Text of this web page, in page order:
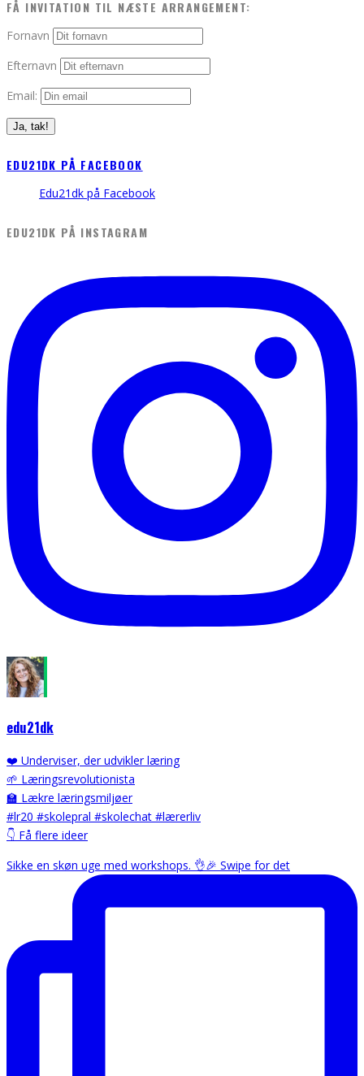
FÅ INVITATION TIL NÆSTE ARRANGEMENT:
Fornavn
Efternavn
Email:
EDU21DK PÅ FACEBOOK
Edu21dk på Facebook
EDU21DK PÅ INSTAGRAM
edu21dk
❤️ Underviser, der udvikler læring
🌱 Læringsrevolutionista
🏫 Lækre læringsmiljøer
#lr20 #skolepral #skolechat #lærerliv
👇 Få flere ideer
Sikke en skøn uge med workshops. 👌🎉 Swipe for det